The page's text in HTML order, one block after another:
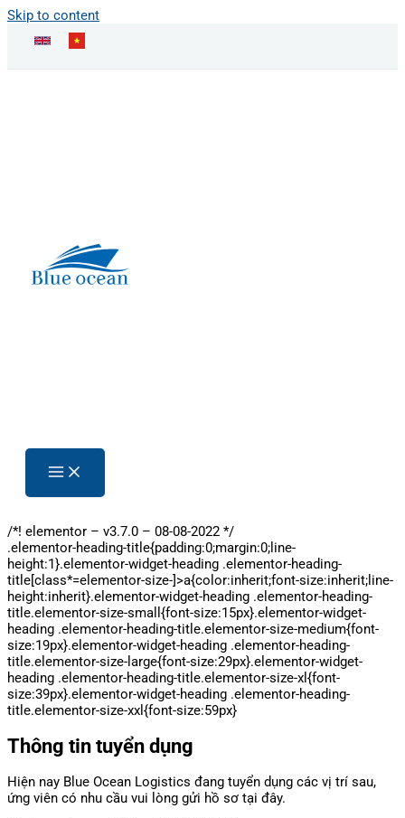
Skip to content
/*! elementor – v3.7.0 – 08-08-2022 */
.elementor-heading-title{padding:0;margin:0;line-
height:1}.elementor-widget-heading .elementor-heading-
title[class*=elementor-size-]>a{color:inherit;font-size:inherit;line-
height:inherit}.elementor-widget-heading .elementor-heading-
title.elementor-size-small{font-size:15px}.elementor-widget-
heading .elementor-heading-title.elementor-size-medium{font-
size:19px}.elementor-widget-heading .elementor-heading-
title.elementor-size-large{font-size:29px}.elementor-widget-
heading .elementor-heading-title.elementor-size-xl{font-
size:39px}.elementor-widget-heading .elementor-heading-
title.elementor-size-xxl{font-size:59px}
Thông tin tuyển dụng
Hiện nay Blue Ocean Logistics đang tuyển dụng các vị trí sau,
ứng viên có nhu cầu vui lòng gửi hồ sơ tại đây.